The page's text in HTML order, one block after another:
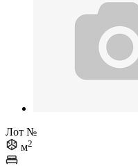
Лот №
м2